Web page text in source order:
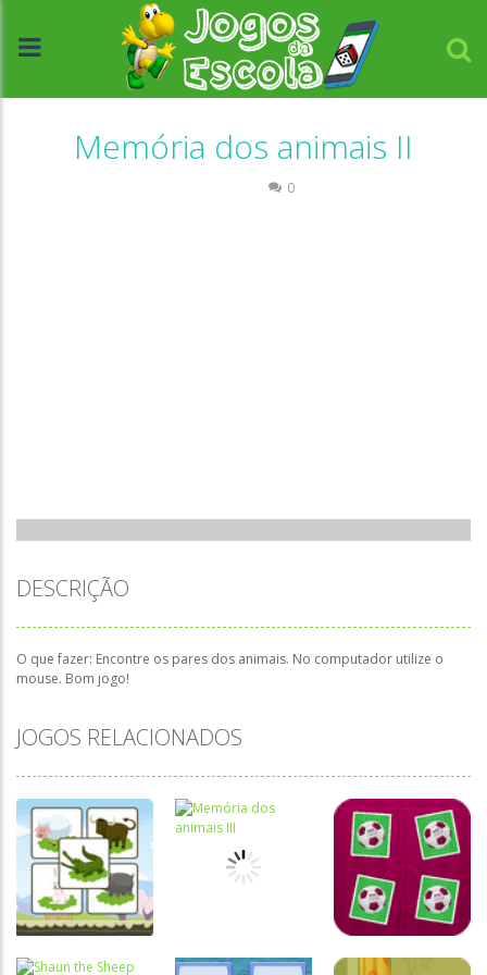
Memória dos animais II
0
DESCRIÇÃO
O que fazer: Encontre os pares dos animais. No computador utilize o
mouse. Bom jogo!
JOGOS RELACIONADOS